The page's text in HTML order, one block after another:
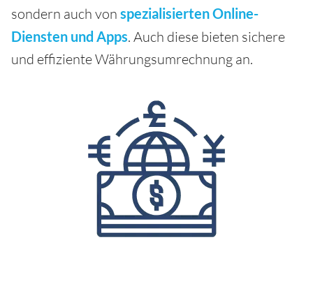
sondern auch von spezialisierten Online-
Diensten und Apps. Auch diese bieten sichere
und effiziente Währungsumrechnung an.